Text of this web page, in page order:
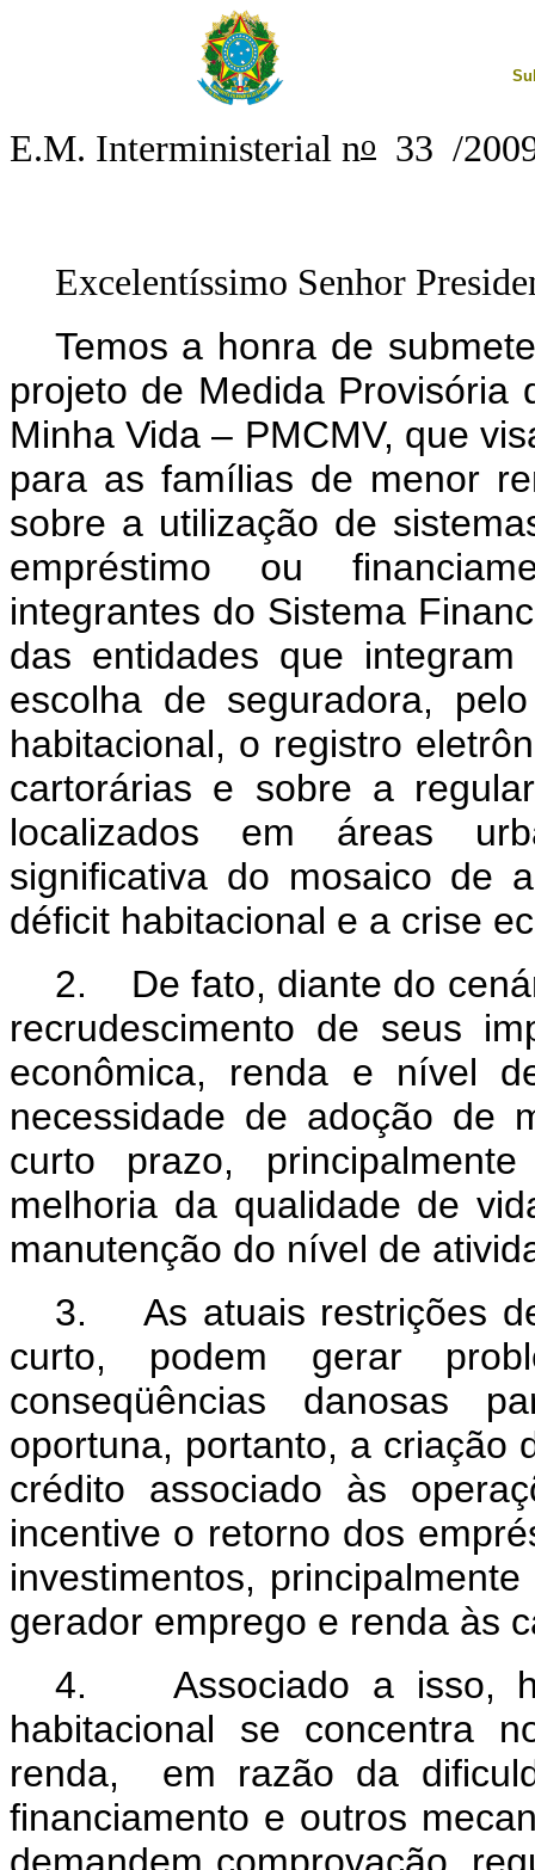
E.M. Interministerial no 33 /
Excelentíssimo Senhor
Temos a honra de
projeto de Medida Provisória
Minha Vida – PMCMV, que
para as famílias de menor
sobre a utilização de
empréstimo ou
integrantes do Sistema
das entidades que
escolha de seguradora,
habitacional, o registro
cartorárias e sobre a
localizados em áreas
significativa do mosaico de
déficit habitacional e a crise
2. De fato, diante do
recrudescimento de seus
econômica, renda e nível
necessidade de adoção de
curto prazo,
melhoria da qualidade de
manutenção do nível de
3. As atuais restrições
curto, podem gerar
conseqüências danosas
oportuna, portanto, a criação
crédito associado às
incentive o retorno dos
investimentos,
gerador emprego e renda às
4. Associado a isso,
habitacional se concentra
renda, em razão da
financiamento e outros